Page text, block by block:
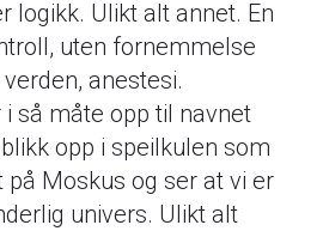
logikk. Ulikt alt annet. En
uten fornemmelse
anestesi.
så måte opp til navnet
opp i speilkulen som
på Moskus og ser at vi er
univers. Ulikt alt